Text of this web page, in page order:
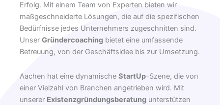
Erfolg. Mit einem Team von Experten bieten wir
maßgeschneiderte Lösungen, die auf die spezifischen
Bedürfnisse jedes Unternehmers zugeschnitten sind.
Unser Gründercoaching bietet eine umfassende
Betreuung, von der Geschäftsidee bis zur Umsetzung.
Aachen hat eine dynamische StartUp-Szene, die von
einer Vielzahl von Branchen angetrieben wird. Mit
unserer Existenzgründungsberatung unterstützen